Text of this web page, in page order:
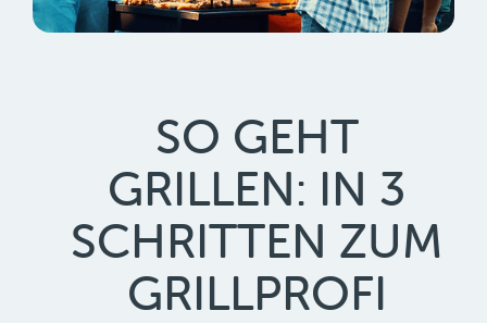
SO GEHT
GRILLEN: IN 3
SCHRITTEN ZUM
GRILLPROFI